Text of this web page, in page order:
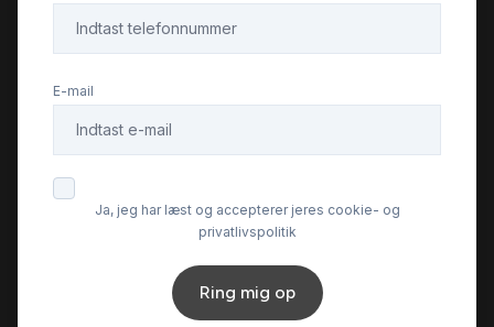
E-mail
Ja, jeg har læst og accepterer jeres cookie- og
privatlivspolitik
Ring mig op